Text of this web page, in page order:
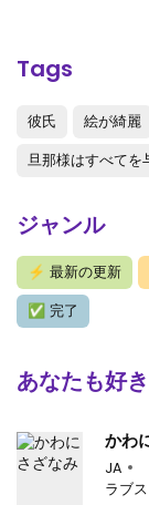
第56話: 第56話
第55話: 第55話
第54話
第51話 : 第51話
: 第50話
Tags
彼氏 絵が綺麗
旦那様はすべてを
ジャンル
⚡ 最新の更新
✅ 完了
あなたも好
かわ
JA
ラブ